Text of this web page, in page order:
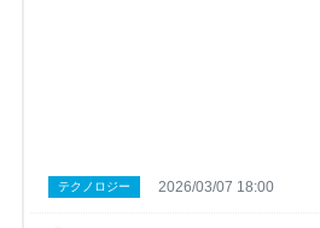
テクノロジー 2026/03/07 18:00